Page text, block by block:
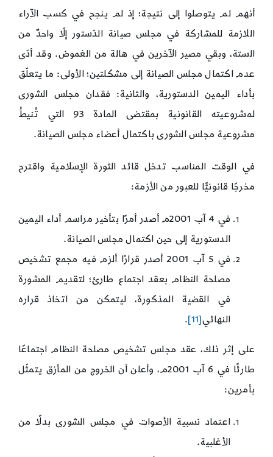
أنهم لم يتوصلوا إلى نتيجة؛ إذ لم ينجح في كسب الآراء
اللازمة للمشاركة في مجلس صيانة الدّستور إلّا واحدٌ من
الستة، وبقي مصير الآخرين في هالة من الغموض. وقد أدّى
عدم اكتمال مجلس الصيانة إلى مشكلتين؛ الأولى: ما يتعلّق
بأداء اليمين الدستورية، والثانية: فقدان مجلس الشورى
لمشروعيته القانونية بمقتضى المادة 93 التي تُنيطُ
مشروعية مجلس الشورى باكتمال أعضاء مجلس الصيانة.
في الوقت المناسب تدخل قائد الثورة الإسلامية واقترح
مخرجًا قانونيًّا للعبور من الأزمة:
في 4 آب 2001م أصدر أمرًا بتأخير مراسم أداء اليمين
الدستورية إلى حين اكتمال مجلس الصيانة.
في 5 آب 2001 أصدر قرارًا ألزم فيه مجمع تشخيص
مصلحة النظام بعقد اجتماع طارئ؛ لتقديم المشورة
في القضية المذكورة، ليتمكن من اتخاذ قراره
النهائي[11]
.
على إثر ذلك، عقد مجلس تشخيص مصلحة النظام اجتماعًا
طارئًا في 6 آب 2001م، وأعلن أن الخروج من المأزق يتمثّل
بأمرين:
اعتماد نسبية الأصوات في مجلس الشورى بدلًا من
الأغلبية.